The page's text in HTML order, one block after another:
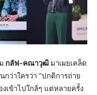
กลัฟ-คณาวุฒิ มาเผยเคล็ด
ว่าใครว่า “ปกติการถ่าย
เข้าไปใกล้ๆ แต่หลายครั้ง